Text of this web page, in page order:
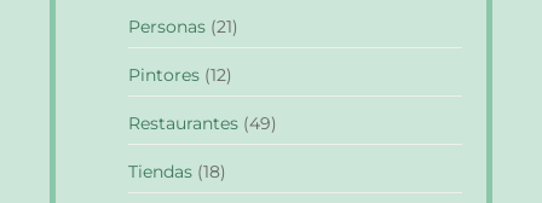
Personas (21)
Pintores (12)
Restaurantes (49)
Tiendas (18)